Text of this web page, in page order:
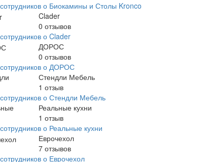
о Биокамины и Столы Kronco
Clader
0 отзывов
о Clader
ДОРОС
0 отзывов
о ДОРОС
Стендли Мебель
1 отзыв
о Стендли Мебель
Реальные кухни
1 отзыв
о Реальные кухни
Еврочехол
7 отзывов
о Еврочехол